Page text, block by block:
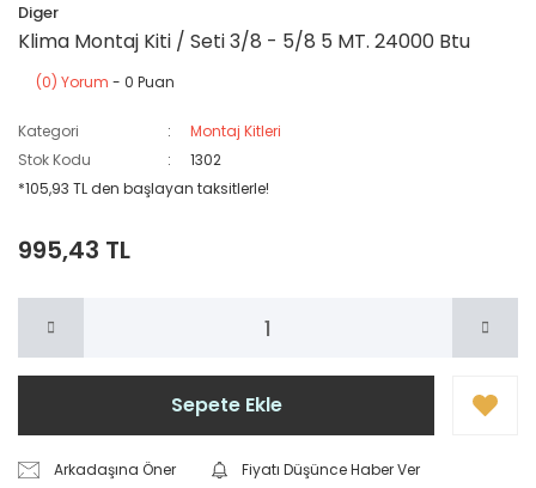
Diger
Klima Montaj Kiti / Seti 3/8 - 5/8 5 MT. 24000 Btu
(0) Yorum - 0 Puan
Kategori
Montaj Kitleri
Stok Kodu
1302
*105,93 TL den başlayan taksitlerle!
995,43 TL
Sepete Ekle
Arkadaşına Öner
Fiyatı Düşünce Haber Ver